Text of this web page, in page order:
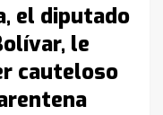
el diputado
le
cauteloso